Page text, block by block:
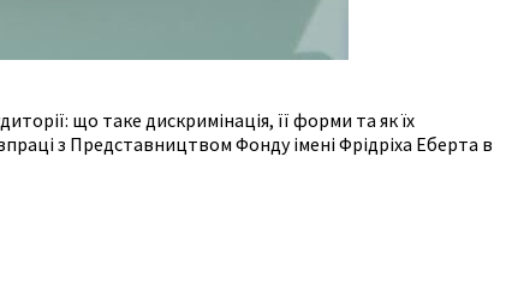
що таке дискримінація, її форми та як їх
з Представництвом Фонду імені Фрідріха Еберта в